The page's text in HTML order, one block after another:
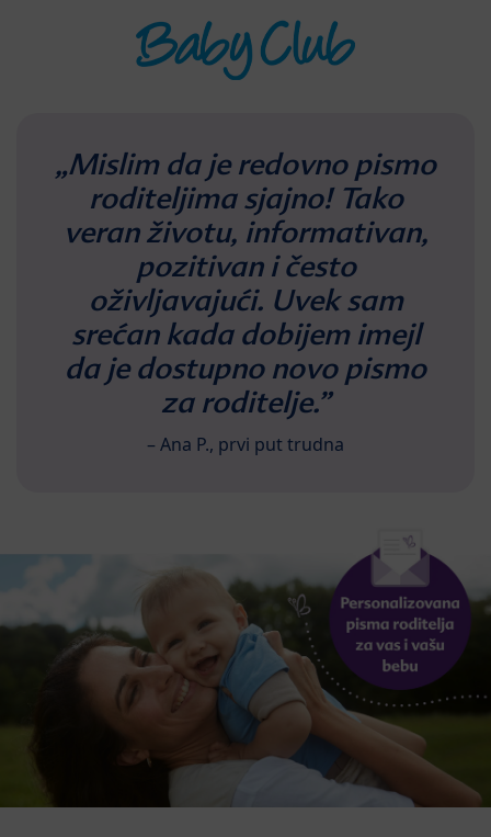
„Mislim da je redovno pismo
roditeljima sjajno! Tako
veran životu, informativan,
pozitivan i često
oživljavajući. Uvek sam
srećan kada dobijem imejl
da je dostupno novo pismo
za roditelje.”
– Ana P., prvi put trudna